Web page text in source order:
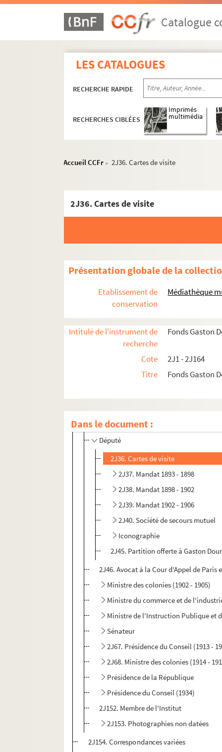
Catalogue
LES CATALOGUES
RECHERCHE RAPIDE
RECHERCHES CIBLÉES
Imprimés
multimédia
Accueil CCFr > 2J36. Cartes de visite
2J36. Cartes de visite
Présentation globale de la
Etablissement de
conservation
Médiathèque
Intitulé de l'instrument de
recherche
Fonds Gaston
Cote
2J1 - 2J164
Titre
Fonds Gaston
Dans le document :
Familles alliées
2J27. Domaine
Carrière politique
Député
2J36. Cartes de visite
2J37. Mandat 1893 - 1898
2J38. Mandat 1898 - 1902
2J39. Mandat 1902 - 1906
2J40. Société de secours mutuel
Iconographie
2J45. Partition offerte à Gaston
2J46. Avocat à la Cour d'Appel de Paris
Ministre des colonies (1902 - 1905)
Ministre du commerce et de
Ministre de l'Instruction Publique et
Sénateur
2J67. Présidence du Conseil (1913 -
2J68. Ministre des colonies (1914 -
Présidence de la République
Présidence du Conseil (1934)
2J152. Membre de l'Institut
2J153. Photographies non datées
2J154. Correspondances variées